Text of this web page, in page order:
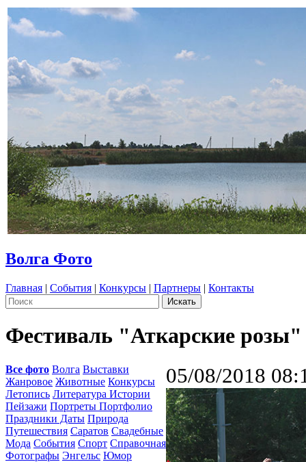
Волга Фото
Главная | События | Конкурсы | Партнеры | Контакты
Фестиваль "Аткарские розы"
Все фото Волга Выставки
Жанровое Животные Конкурсы
Летопись Литература Истории
Пейзажи Портреты Портфолио
Праздники Даты Природа
Путешествия Саратов Свадебные
Мода События Спорт Справочная
Фотографы Энгельс Юмор
05/08/2018